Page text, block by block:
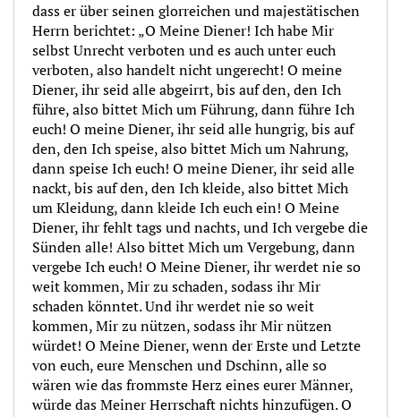
dass er über seinen glorreichen und majestätischen
Herrn berichtet: „O Meine Diener! Ich habe Mir
selbst Unrecht verboten und es auch unter euch
verboten, also handelt nicht ungerecht! O meine
Diener, ihr seid alle abgeirrt, bis auf den, den Ich
führe, also bittet Mich um Führung, dann führe Ich
euch! O meine Diener, ihr seid alle hungrig, bis auf
den, den Ich speise, also bittet Mich um Nahrung,
dann speise Ich euch! O meine Diener, ihr seid alle
nackt, bis auf den, den Ich kleide, also bittet Mich
um Kleidung, dann kleide Ich euch ein! O Meine
Diener, ihr fehlt tags und nachts, und Ich vergebe die
Sünden alle! Also bittet Mich um Vergebung, dann
vergebe Ich euch! O Meine Diener, ihr werdet nie so
weit kommen, Mir zu schaden, sodass ihr Mir
schaden könntet. Und ihr werdet nie so weit
kommen, Mir zu nützen, sodass ihr Mir nützen
würdet! O Meine Diener, wenn der Erste und Letzte
von euch, eure Menschen und Dschinn, alle so
wären wie das frommste Herz eines eurer Männer,
würde das Meiner Herrschaft nichts hinzufügen. O